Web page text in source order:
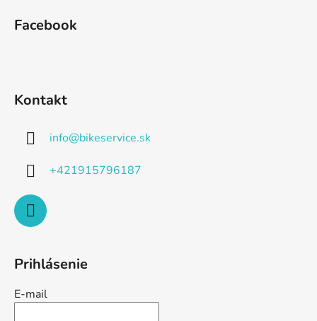
Facebook
Kontakt
info@bikeservice.sk
+421915796187
Prihlásenie
E-mail